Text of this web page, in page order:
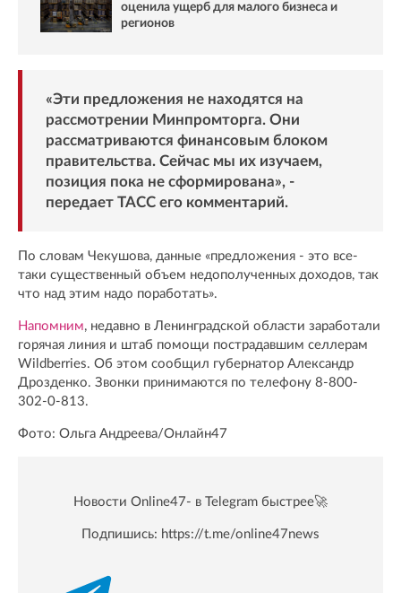
оценила ущерб для малого бизнеса и
регионов
«Эти предложения не находятся на
рассмотрении Минпромторга. Они
рассматриваются финансовым блоком
правительства. Сейчас мы их изучаем,
позиция пока не сформирована», -
передает ТАССего комментарий.
По словам Чекушова, данные «предложения - это все-
таки существенный объем недополученных доходов, так
что над этим надо поработать».
Напомним, недавно в Ленинградской области заработали
горячая линия и штаб помощи пострадавшим селлерам
Wildberries. Об этом сообщил губернатор Александр
Дрозденко. Звонки принимаются по телефону 8-800-
302-0-813.
Фото: Ольга Андреева/Онлайн47
Новости Online47- в Telegram быстрее🚀
Подпишись: https://t.me/online47news